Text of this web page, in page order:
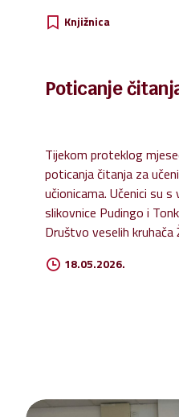
Knjižnica
Poticanje
Tijekom proteklog
poticanja čitanja za
učionicama. Učenici su
slikovnice Pudingo i
Društvo veselih
zna Božidara
važnosti očuvanja
18.05.2026.